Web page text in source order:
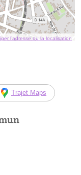
l’adresse ou la localisation
Trajet Maps